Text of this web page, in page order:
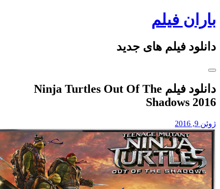
Skip
to
content
باران فیلم
دانلود فیلم های جدید
دانلود فیلم Ninja Turtles Out Of The
Shadows 2016
ژوئن 9, 2016